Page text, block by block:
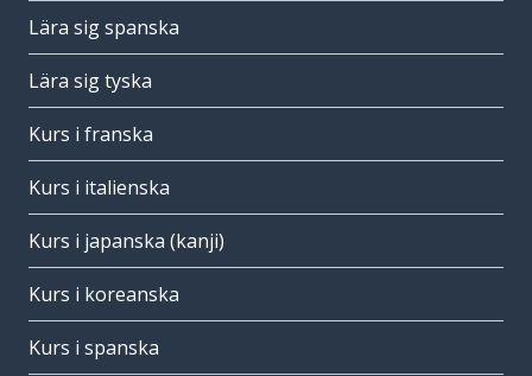
Lära sig spanska
Lära sig tyska
Kurs i franska
Kurs i italienska
Kurs i japanska (kanji)
Kurs i koreanska
Kurs i spanska